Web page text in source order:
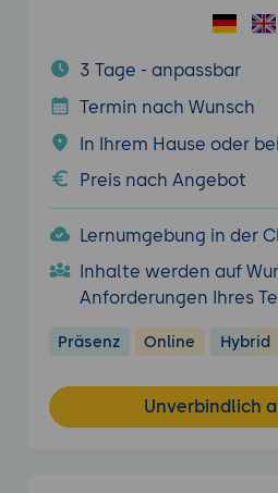
3 Tage - anpassbar
Termin nach Wunsch
In Ihrem Hause oder
Preis nach Angebot
Lernumgebung in der
Inhalte werden auf
Anforderungen Ihres
Präsenz Online Hybrid
Unverbindlich